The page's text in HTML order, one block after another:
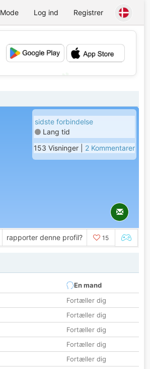
Mode Log ind Registrer
sidste forbindelse
Lang tid
153 Visninger | 2 Kommentarer
rapporter denne profil? 15
En mand
Fortæller dig
Fortæller dig
Fortæller dig
Fortæller dig
Fortæller dig